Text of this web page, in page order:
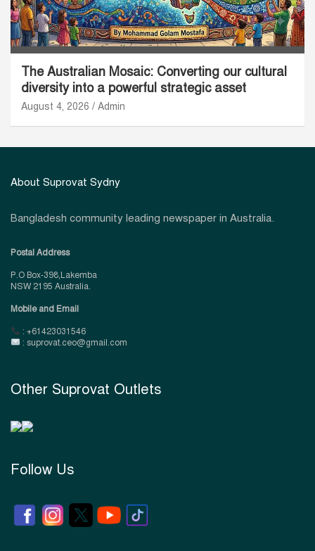
The Australian Mosaic: Converting our cultural
diversity into a powerful strategic asset
August 4, 2026 Admin
About Suprovat Sydny
Bangladesh community leading newspaper in Australia.
Postal Address
P.O Box-398,Lakemba
NSW 2195 Australia.
Mobile and Email
: +61423031546
: suprovat.ceo@gmail.com
Other Suprovat Outlets
Follow Us